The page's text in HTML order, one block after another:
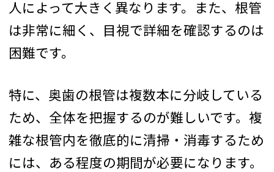
人によって大きく異なります。また、根管
は非常に細く、目視で詳細を確認するのは
困難です。
特に、奥歯の根管は複数本に分岐している
ため、全体を把握するのが難しいです。複
雑な根管内を徹底的に清掃・消毒するため
には、ある程度の期間が必要になります。